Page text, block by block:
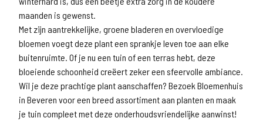
maanden is gewenst.
Met zijn aantrekkelijke, groene bladeren en overvloedige
bloemen voegt deze plant een sprankje leven toe aan elke
buitenruimte. Of je nu een tuin of een terras hebt, deze
bloeiende schoonheid creëert zeker een sfeervolle ambiance.
Wil je deze prachtige plant aanschaffen? Bezoek Bloemenhuis
in Beveren voor een breed assortiment aan planten en maak
je tuin compleet met deze onderhoudsvriendelijke aanwinst!